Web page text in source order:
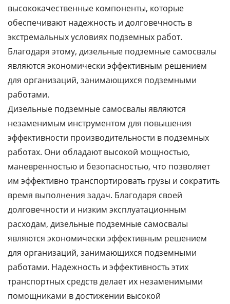
высококачественные компоненты, которые
обеспечивают надежность и долговечность в
экстремальных условиях подземных работ.
Благодаря этому, дизельные подземные самосвалы
являются экономически эффективным решением
для организаций, занимающихся подземными
работами.
Дизельные подземные самосвалы являются
незаменимым инструментом для повышения
эффективности производительности в подземных
работах. Они обладают высокой мощностью,
маневренностью и безопасностью, что позволяет
им эффективно транспортировать грузы и сократить
время выполнения задач. Благодаря своей
долговечности и низким эксплуатационным
расходам, дизельные подземные самосвалы
являются экономически эффективным решением
для организаций, занимающихся подземными
работами. Надежность и эффективность этих
транспортных средств делает их незаменимыми
помощниками в достижении высокой